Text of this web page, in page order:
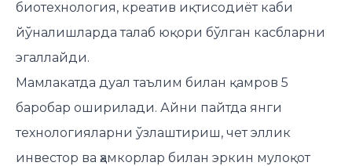
биотехнология, креатив иқтисодиёт каби
йўналишларда талаб юқори бўлган касбларни
эгаллайди.
Мамлакатда дуал таълим билан қамров 5
баробар оширилади. Айни пайтда янги
технологияларни ўзлаштириш, чет эллик
инвестор ва ҳамкорлар билан эркин мулоқот